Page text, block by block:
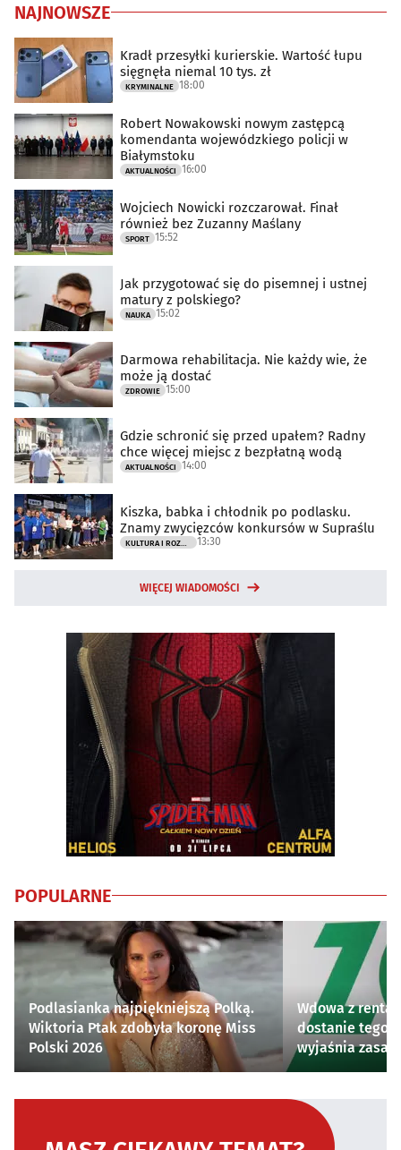
NAJNOWSZE
Kradł przesyłki kurierskie. Wartość łupu
sięgnęła niemal 10 tys. zł
KRYMINALNE 18:00
Robert Nowakowski nowym zastępcą
komendanta wojewódzkiego policji w
Białymstoku
AKTUALNOŚCI 16:00
Wojciech Nowicki rozczarował. Finał
również bez Zuzanny Maślany
SPORT 15:52
Jak przygotować się do pisemnej i ustnej
matury z polskiego?
NAUKA 15:02
Darmowa rehabilitacja. Nie każdy wie, że
może ją dostać
ZDROWIE 15:00
Gdzie schronić się przed upałem? Radny
chce więcej miejsc z bezpłatną wodą
AKTUALNOŚCI 14:00
Kiszka, babka i chłodnik po podlasku.
Znamy zwycięzców konkursów w Supraślu
KULTURA I ROZRYWKA 13:30
WIĘCEJ WIADOMOŚCI
POPULARNE
Podlasianka najpiękniejszą Polką.
Wiktoria Ptak zdobyła koronę Miss
Polski 2026
Wdowa z rentą
dostanie tego
wyjaśnia